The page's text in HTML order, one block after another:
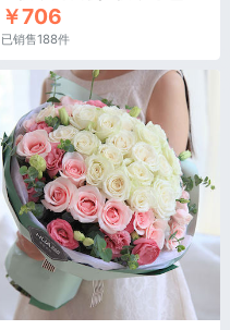
梗5枝，绿色小菊3枝，叶
上花3枝
￥706
已销售188件